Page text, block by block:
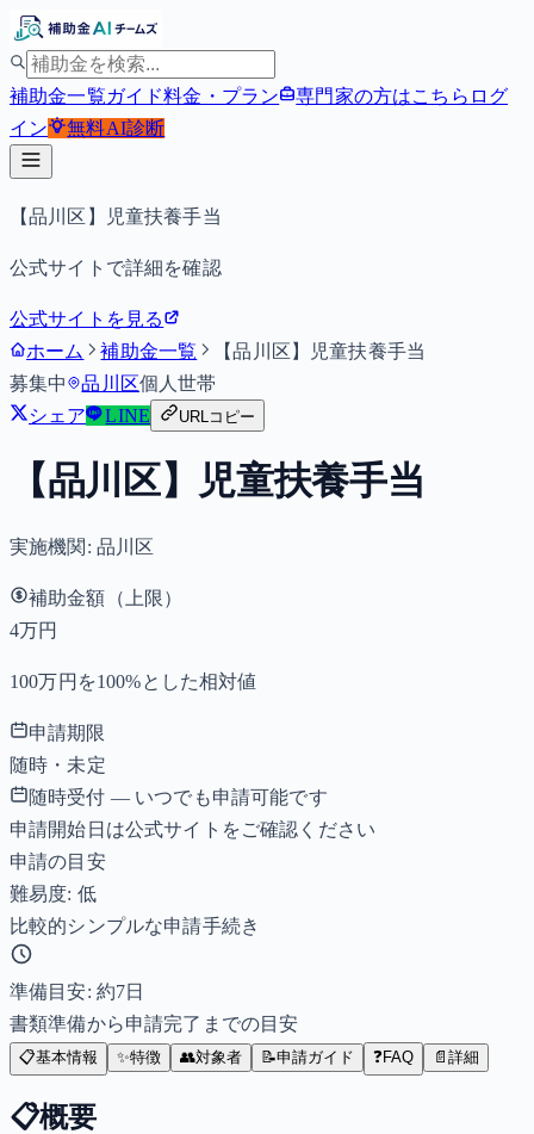
補助金一覧ガイド料金・プラン 専門家の方はこちら ログ
イン
無料AI診断
【品川区】児童扶養手当
公式サイトで詳細を確認
公式サイトを見る
ホーム
補助金一覧
【品川区】児童扶養手当
募集中
品川区個人世帯
シェア
LINE URLコピー
【品川区】児童扶養手当
実施機関: 品川区
補助金額（上限）
4万円
100万円を100%とした相対値
申請期限
随時・未定
随時受付 — いつでも申請可能です
申請開始日は公式サイトをご確認ください
申請の目安
難易度: 低
比較的シンプルな申請手続き
準備目安: 約7日
書類準備から申請完了までの目安
📋基本情報 ✨特徴 👥対象者 📝申請ガイド ❓FAQ 📄 詳細
📋概要